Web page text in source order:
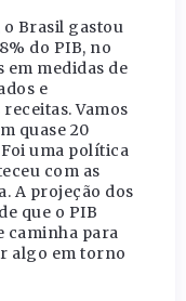
Brasil gastou
do PIB, no
em medidas de
e
Vamos
quase 20
uma política
com as
A projeção dos
que o PIB
caminha para
algo em torno